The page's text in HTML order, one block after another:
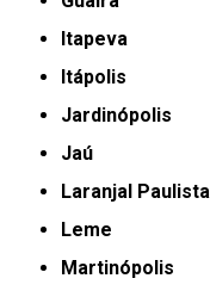
Itapeva
Itápolis
Jardinópolis
Jaú
Laranjal Paulista
Leme
Martinópolis